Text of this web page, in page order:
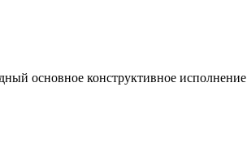
основное конструктивное исполнение